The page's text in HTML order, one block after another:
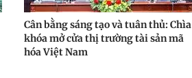
Cân bằng sáng tạo và tuân thủ: Chìa
khóa mở cửa thị trường tài sản mã
hóa Việt Nam